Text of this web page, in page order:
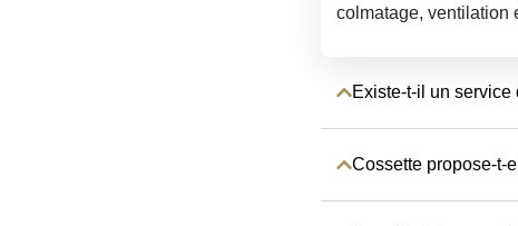
colmatage, ventilation
Existe-t-il un
Cossette propose-t-